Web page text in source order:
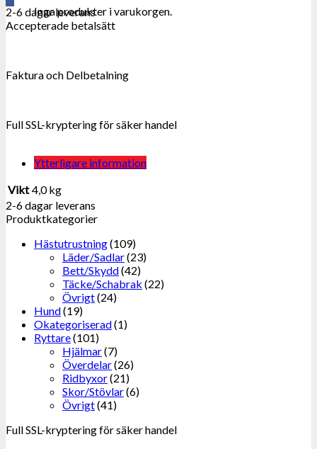
Inga produkter i varukorgen.
2-6 dagar leverans
Accepterade betalsätt
Faktura och Delbetalning
Full SSL-kryptering för säker handel
Ytterligare information
Vikt 4,0 kg
2-6 dagar leverans
Produktkategorier
Hästutrustning(109)
Läder/Sadlar(23)
Bett/Skydd(42)
Täcke/Schabrak (22)
Övrigt(24)
Hund(19)
Okategoriserad(1)
Ryttare(101)
Hjälmar(7)
Överdelar(26)
Ridbyxor(21)
Skor/Stövlar(6)
Övrigt(41)
Full SSL-kryptering för säker handel